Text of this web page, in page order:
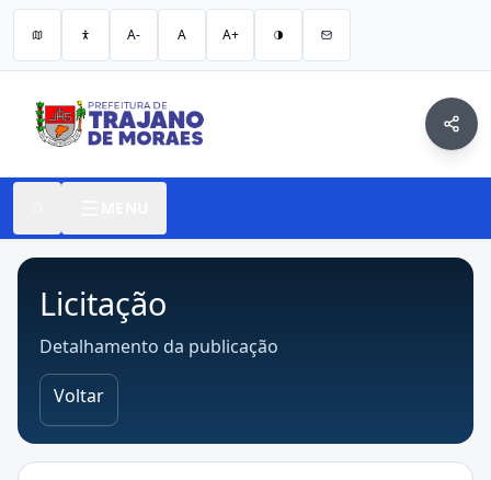
A- A A+
Licitação
Detalhamento da publicação
Voltar